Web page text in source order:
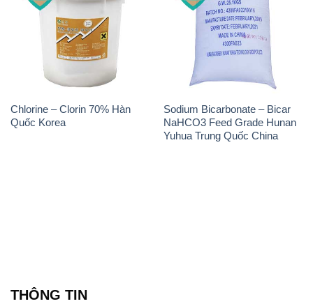
Chlorine – Clorin 70% Hàn
Quốc Korea
Sodium Bicarbonate – Bicar
NaHCO3 Feed Grade Hunan
Yuhua Trung Quốc China
THÔNG TIN